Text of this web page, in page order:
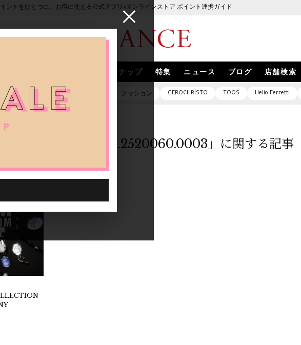
ントをひとつに。お得に使える公式アプリ×オンラインストア ポイント連携ガイド
スナップ 特集 ニュース ブログ 店舗検索
ピアス バッグ クッション GEROCHRISTO TOOS Helio Ferretti
「1020401.2520060.0003」に関する記事